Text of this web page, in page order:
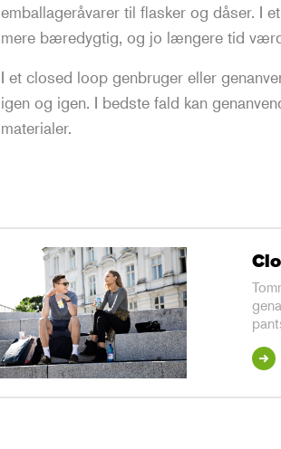
emballageråvarer til flasker og dåser. I
mere bæredygtig, og jo længere tid
I et closed loop genbruger eller
igen og igen. I bedste fald kan
materialer.